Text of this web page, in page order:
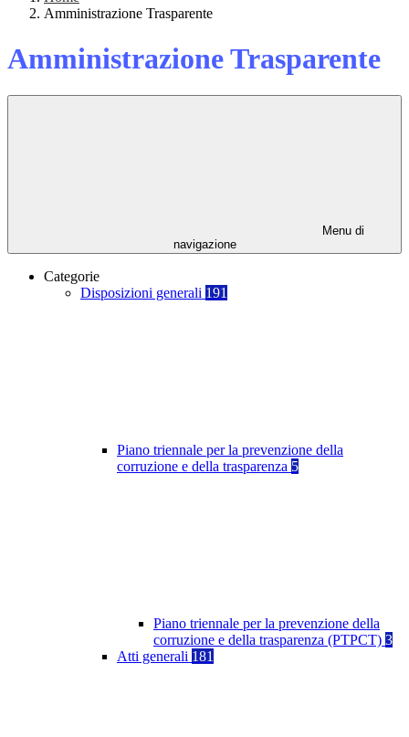
Amministrazione Trasparente
Amministrazione Trasparente
Menu di
navigazione
Categorie
Disposizioni generali 191
Piano triennale per la prevenzione della
corruzione e della trasparenza 5
Piano triennale per la prevenzione della
corruzione e della trasparenza (PTPCT) 3
Atti generali 181